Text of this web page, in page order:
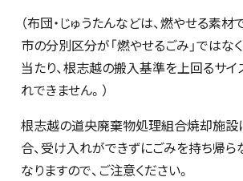
（布団・じゅうたんなどは、燃やせる素材
市の分別区分が「燃やせるごみ」ではなく
当たり、根志越の搬入基準を上回るサイ
れできません。）
根志越の道央廃棄物処理組合焼却施設
合、受け入れができずにごみを持ち帰ら
なりますので、ご注意ください。